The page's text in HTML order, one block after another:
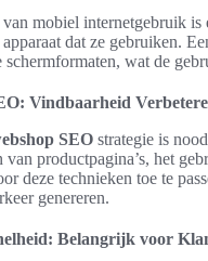
mobiel internetgebruik is
dat ze gebruiken.
schermformaten, wat de
Vindbaarheid
SEO strategie is
van productpagina’s, het
deze technieken toe te
genereren.
Belangrijk voor